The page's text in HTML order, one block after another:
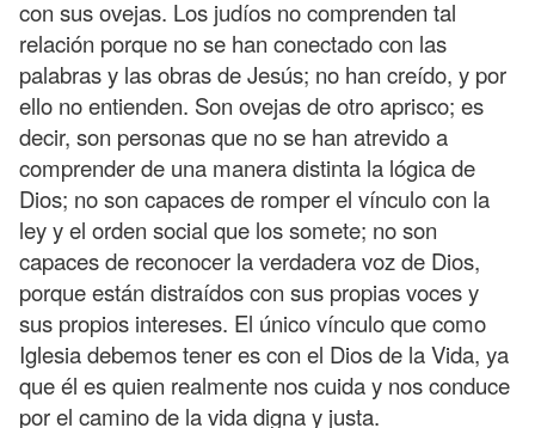
con sus ovejas. Los judíos no comprenden tal
relación porque no se han conectado con las
palabras y las obras de Jesús; no han creído, y por
ello no entienden. Son ovejas de otro aprisco; es
decir, son personas que no se han atrevido a
comprender de una manera distinta la lógica de
Dios; no son capaces de romper el vínculo con la
ley y el orden social que los somete; no son
capaces de reconocer la verdadera voz de Dios,
porque están distraídos con sus propias voces y
sus propios intereses. El único vínculo que como
Iglesia debemos tener es con el Dios de la Vida, ya
que él es quien realmente nos cuida y nos conduce
por el camino de la vida digna y justa.